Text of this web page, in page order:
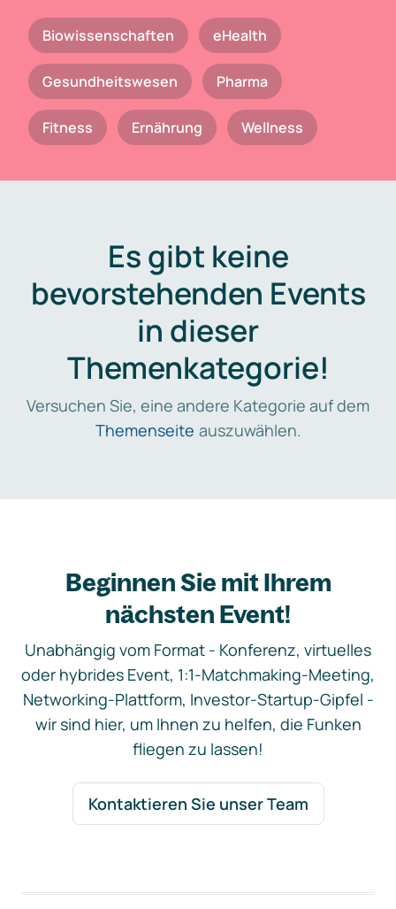
Biowissenschaften eHealth
Gesundheitswesen Pharma
Fitness Ernährung Wellness
Es gibt keine
bevorstehenden Events
in dieser
Themenkategorie!
Versuchen Sie, eine andere Kategorie auf dem
Themenseite auszuwählen.
Beginnen Sie mit Ihrem
nächsten Event!
Unabhängig vom Format - Konferenz, virtuelles
oder hybrides Event, 1:1-Matchmaking-Meeting,
Networking-Plattform, Investor-Startup-Gipfel -
wir sind hier, um Ihnen zu helfen, die Funken
fliegen zu lassen!
Kontaktieren Sie unser Team